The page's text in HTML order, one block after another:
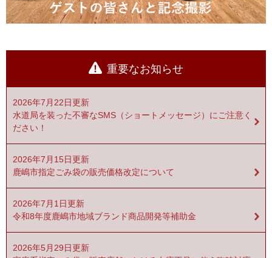
重要なお知らせ
2026年7月22日更新
水道局を装った不審なSMS（ショートメッセージ）にご注意く
ださい！
2026年7月15日更新
鹿嶋市指定ごみ袋の販売価格改定について
2026年7月1日更新
令和8年度鹿嶋市地域ブランド商品開発等補助金
2026年5月29日更新